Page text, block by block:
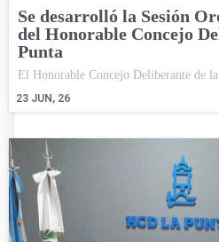
Se desarrolló la Sesión
del Honorable Concejo
Punta
23 JUN, 26
El Honorable Concejo Deliberante de